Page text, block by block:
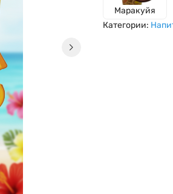
Маракуйя
Категории: